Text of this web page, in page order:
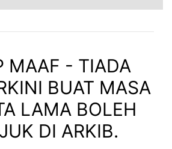
MAAF - TIADA
BUAT MASA
LAMA BOLEH
DI ARKIB.